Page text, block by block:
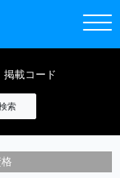
掲載コード